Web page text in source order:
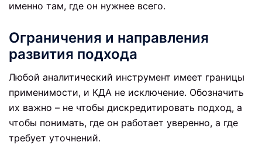
именно там, где он нужнее всего.
Ограничения и направления
развития подхода
Любой аналитический инструмент имеет границы
применимости, и КДА не исключение. Обозначить
их важно – не чтобы дискредитировать подход, а
чтобы понимать, где он работает уверенно, а где
требует уточнений.